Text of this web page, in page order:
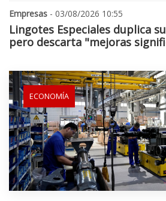
Empresas - 03/08/2026 10:55
Lingotes Especiales duplica
pero descarta "mejoras
ECONOMÍA